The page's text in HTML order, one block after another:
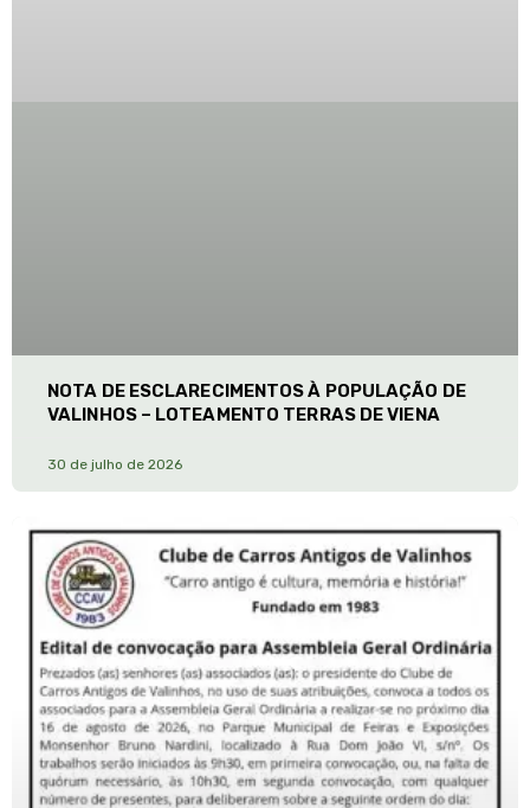
NOTA DE ESCLARECIMENTOS À POPULAÇÃO DE
VALINHOS – LOTEAMENTO TERRAS DE VIENA
30 de julho de 2026